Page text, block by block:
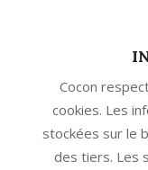
Cocon
cookies. Les
stockées sur le
des tiers. Les